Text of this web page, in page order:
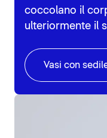
coccolano il
ulteriormente il
Vasi con